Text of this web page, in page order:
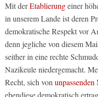
Mit derEtablierungeiner
in unserem Lande ist deren
demokratische Respekt vor
denn jegliche von diesem
seither in eine rechte
Nazikeule niedergemacht.
Recht, sich vonunpassenden